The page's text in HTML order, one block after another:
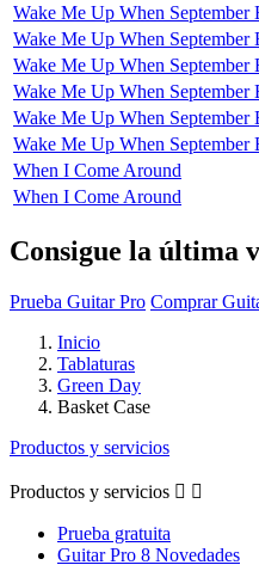
Wake Me Up When September
Wake Me Up When September
Wake Me Up When September
Wake Me Up When September
Wake Me Up When September
Wake Me Up When September
When I Come Around
When I Come Around
Consigue la última
Prueba Guitar Pro Comprar
Inicio
Tablaturas
Green Day
Basket Case
Productos y servicios
Productos y servicios  
Prueba gratuita
Guitar Pro 8 Novedades